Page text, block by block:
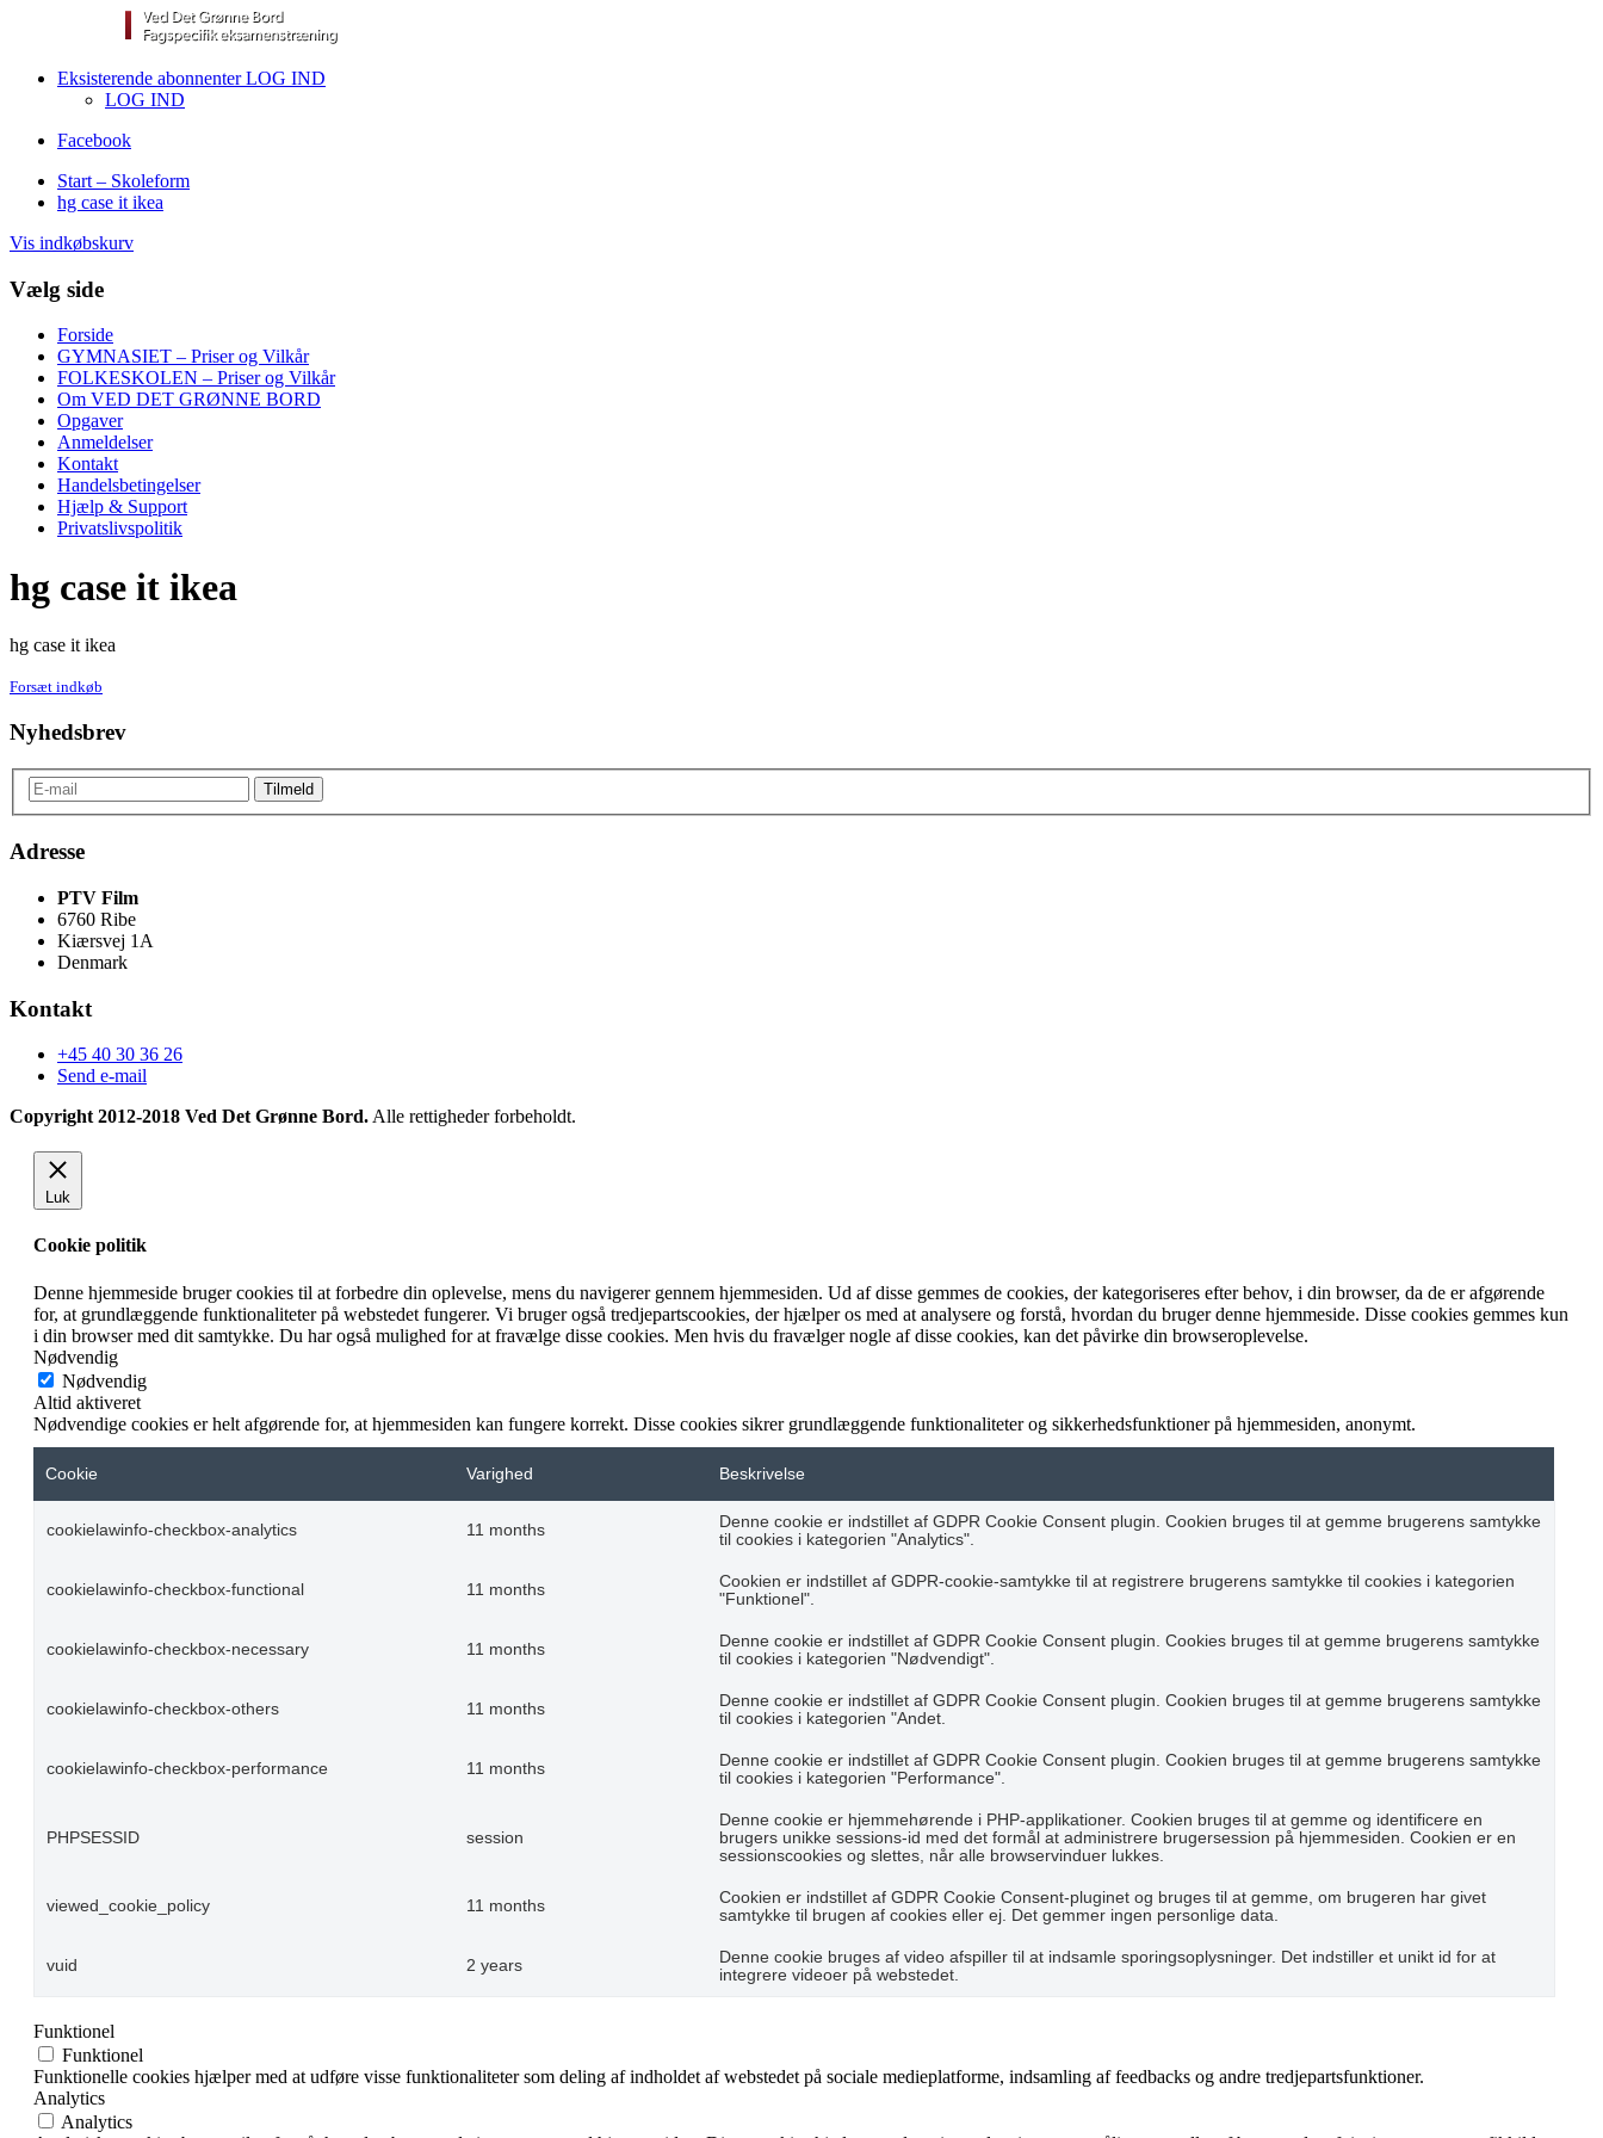
Eksisterende abonnenter LOG IND
LOG IND
Facebook
Start – Skoleform
hg case it ikea
Vis indkøbskurv
Vælg side
Forside
GYMNASIET – Priser og Vilkår
FOLKESKOLEN – Priser og Vilkår
Om VED DET GRØNNE BORD
Opgaver
Anmeldelser
Kontakt
Handelsbetingelser
Hjælp & Support
Privatslivspolitik
hg case it ikea
hg case it ikea
Forsæt indkøb
Nyhedsbrev
Adresse
PTV Film
6760 Ribe
Kiærsvej 1A
Denmark
Kontakt
+45 40 30 36 26
Send e-mail
Copyright 2012-2018 Ved Det Grønne Bord. Alle rettigheder forbeholdt.
Luk
Cookie politik
Denne hjemmeside bruger cookies til at forbedre din oplevelse, mens du navigerer gennem hjemmesiden. Ud af disse gemmes de cookies, der kategoriseres efter behov, i din browser, da de er afgørende
for, at grundlæggende funktionaliteter på webstedet fungerer. Vi bruger også tredjepartscookies, der hjælper os med at analysere og forstå, hvordan du bruger denne hjemmeside. Disse cookies gemmes kun
i din browser med dit samtykke. Du har også mulighed for at fravælge disse cookies. Men hvis du fravælger nogle af disse cookies, kan det påvirke din browseroplevelse.
Nødvendig
Nødvendig
Altid aktiveret
Nødvendige cookies er helt afgørende for, at hjemmesiden kan fungere korrekt. Disse cookies sikrer grundlæggende funktionaliteter og sikkerhedsfunktioner på hjemmesiden, anonymt.
Cookie Varighed Beskrivelse
cookielawinfo-checkbox-analytics 11 months
Denne cookie er indstillet af GDPR Cookie Consent plugin. Cookien bruges til at gemme brugerens samtykke
til cookies i kategorien "Analytics".
cookielawinfo-checkbox-functional 11 months
Cookien er indstillet af GDPR-cookie-samtykke til at registrere brugerens samtykke til cookies i kategorien
"Funktionel".
cookielawinfo-checkbox-necessary 11 months
Denne cookie er indstillet af GDPR Cookie Consent plugin. Cookies bruges til at gemme brugerens samtykke
til cookies i kategorien "Nødvendigt".
cookielawinfo-checkbox-others 11 months
Denne cookie er indstillet af GDPR Cookie Consent plugin. Cookien bruges til at gemme brugerens samtykke
til cookies i kategorien "Andet.
cookielawinfo-checkbox-performance 11 months
Denne cookie er indstillet af GDPR Cookie Consent plugin. Cookien bruges til at gemme brugerens samtykke
til cookies i kategorien "Performance".
PHPSESSID session
Denne cookie er hjemmehørende i PHP-applikationer. Cookien bruges til at gemme og identificere en
brugers unikke sessions-id med det formål at administrere brugersession på hjemmesiden. Cookien er en
sessionscookies og slettes, når alle browservinduer lukkes.
viewed_cookie_policy 11 months
Cookien er indstillet af GDPR Cookie Consent-pluginet og bruges til at gemme, om brugeren har givet
samtykke til brugen af cookies eller ej. Det gemmer ingen personlige data.
vuid 2 years
Denne cookie bruges af video afspiller til at indsamle sporingsoplysninger. Det indstiller et unikt id for at
integrere videoer på webstedet.
Funktionel
Funktionel
Funktionelle cookies hjælper med at udføre visse funktionaliteter som deling af indholdet af webstedet på sociale medieplatforme, indsamling af feedbacks og andre tredjepartsfunktioner.
Analytics
Analytics